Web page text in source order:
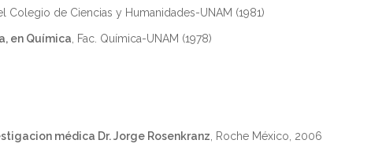
Colegio de Ciencias y Humanidades-UNAM (1981)
en Química , Fac. Química-UNAM (1978)
médica Dr. Jorge Rosenkranz , Roche México, 2006